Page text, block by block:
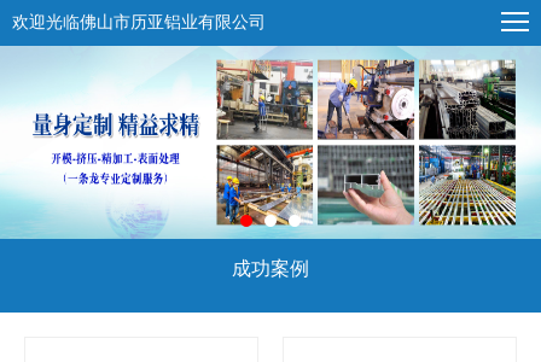
欢迎光临佛山市历亚铝业有限公司
成功案例